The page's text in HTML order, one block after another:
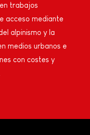
trabajos
acceso mediante
alpinismo y la
medios urbanos e
con costes y